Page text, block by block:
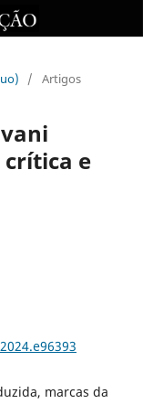
/ Artigos
e
marcas da